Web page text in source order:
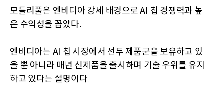
모틀리풀은 엔비디아 강세 배경으로 AI 칩 경쟁력과 높
은 수익성을 꼽았다.
엔비디아는 AI 칩 시장에서 선두 제품군을 보유하고 있
을 뿐 아니라 매년 신제품을 출시하며 기술 우위를 유지
하고 있다는 설명이다.